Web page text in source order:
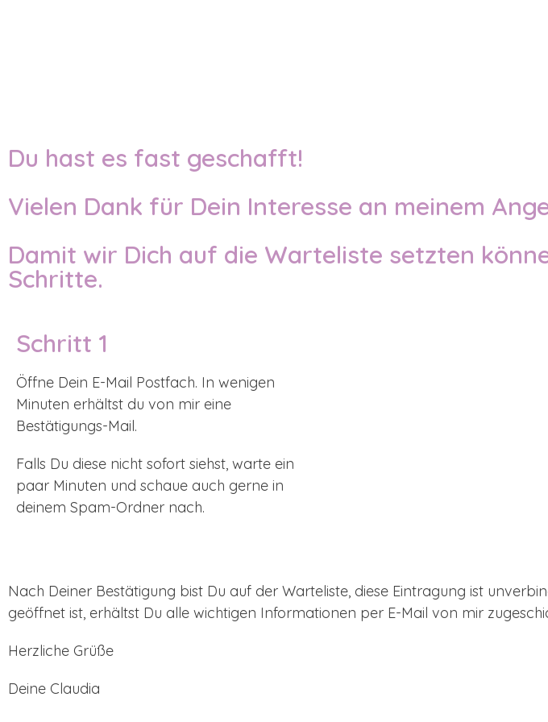
Du hast es fast geschafft!
Vielen Dank für Dein Interesse an meinem
Damit wir Dich auf die Warteliste setzten
Schritte.
Schritt 1
Öffne Dein E-Mail Postfach. In wenigen
Minuten erhältst du von mir eine
Bestätigungs-Mail.
Falls Du diese nicht sofort siehst, warte ein
paar Minuten und schaue auch gerne in
deinem Spam-Ordner nach.
Nach Deiner Bestätigung bist Du auf der Warteliste, diese Eintragung ist
geöffnet ist, erhältst Du alle wichtigen Informationen per E-Mail von mir
Herzliche Grüße
Deine Claudia